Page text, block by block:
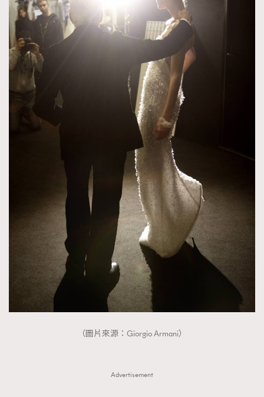
（圖片來源：Giorgio Armani）
Advertisement